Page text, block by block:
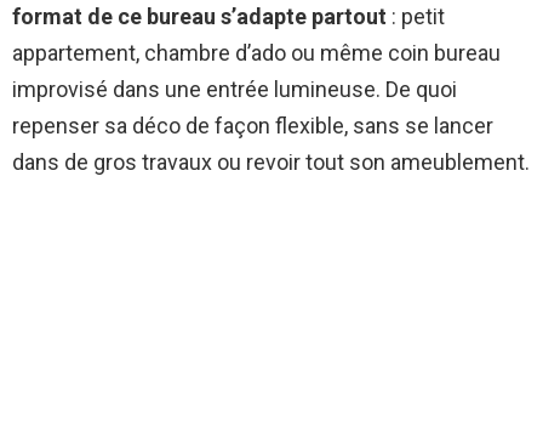
format de ce bureau s’adapte partout : petit
appartement, chambre d’ado ou même coin bureau
improvisé dans une entrée lumineuse. De quoi
repenser sa déco de façon flexible, sans se lancer
dans de gros travaux ou revoir tout son ameublement.